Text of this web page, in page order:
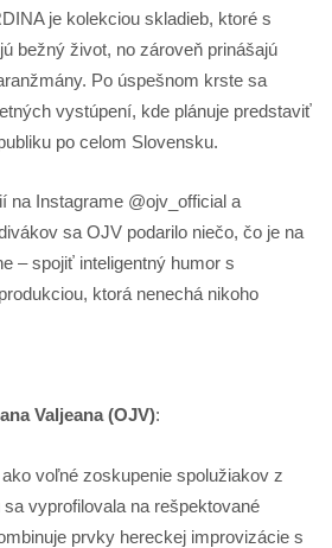
je kolekciou skladieb, ktoré s
bežný život, no zároveň prinášajú
Po úspešnom krste sa
vystúpení, kde plánuje predstaviť
po celom Slovensku.
na Instagrame @ojv_official a
sa OJV podarilo niečo, čo je na
– spojiť inteligentný humor s
ktorá nenechá nikoho
Valjeana (OJV):
voľné zoskupenie spolužiakov z
vyprofilovala na rešpektované
prvky hereckej improvizácie s